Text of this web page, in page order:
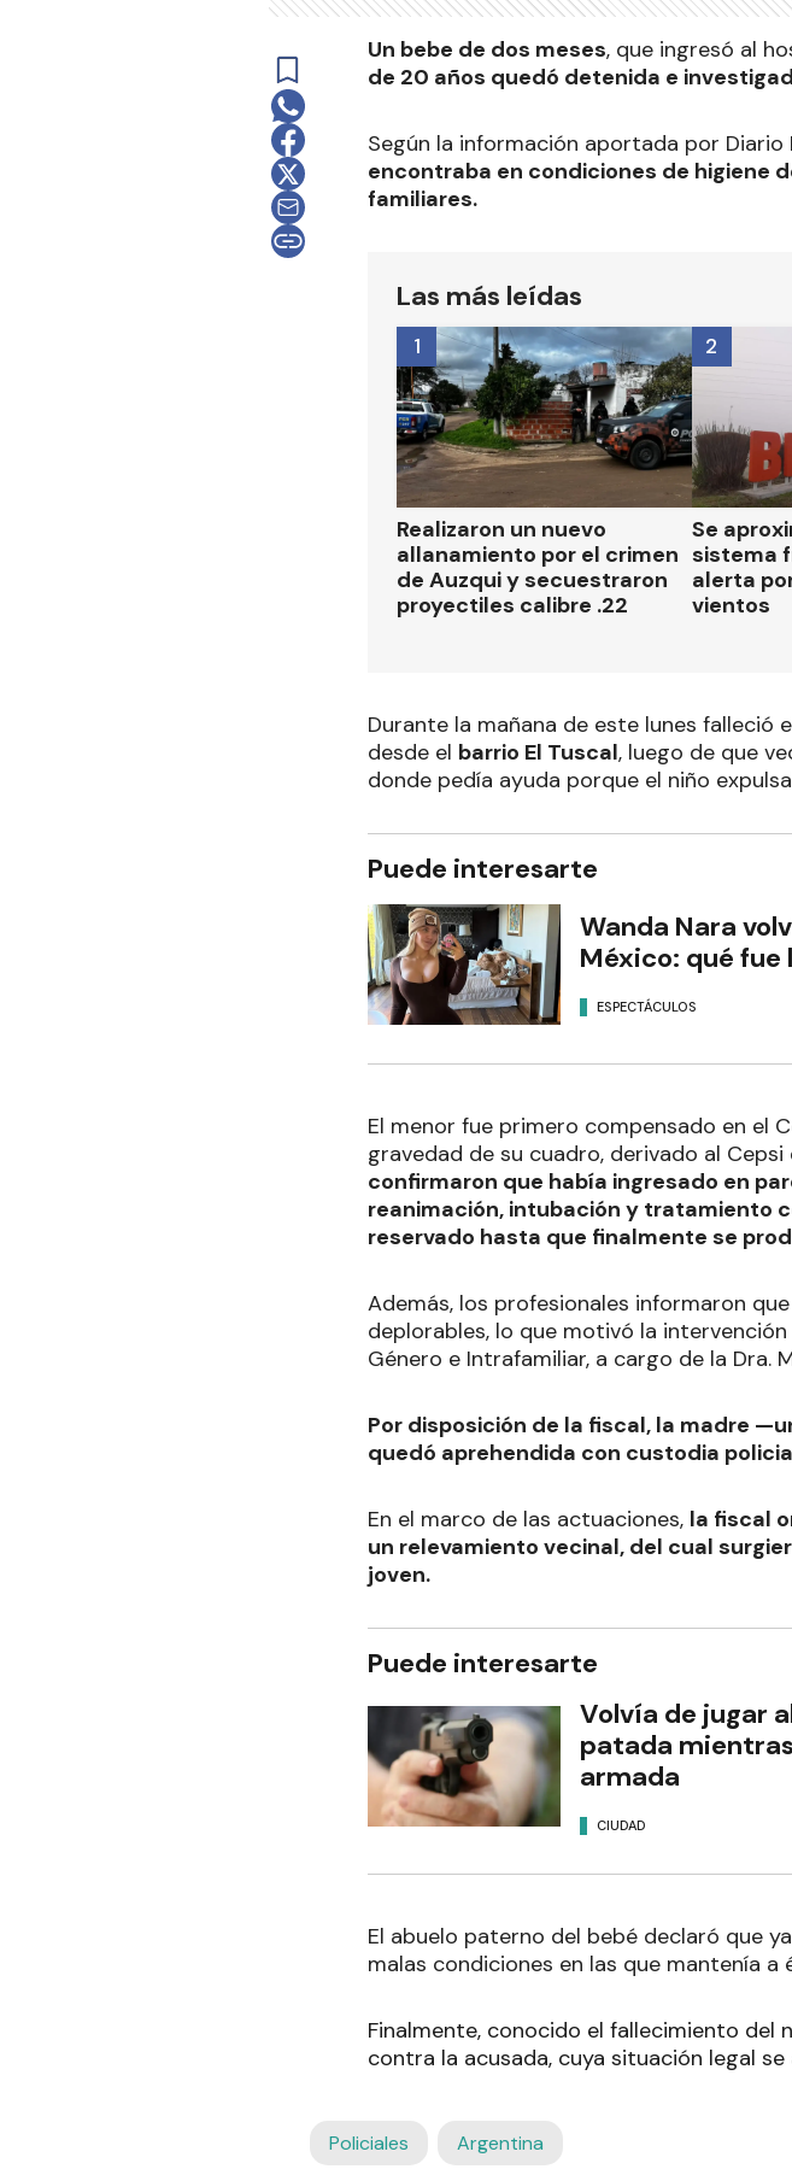
Un bebe de dos meses, que ingresó al
de 20 años quedó detenida e
Según la información aportada por Diario
encontraba en condiciones de higiene
familiares.
Las más leídas
Realizaron un nuevo
allanamiento por el crimen
de Auzqui y secuestraron
proyectiles calibre .22
1
Se
sistema
alerta
vientos
2
Durante la mañana de este lunes falleció
desde el barrio El Tuscal, luego de que
donde pedía ayuda porque el niño
Puede interesarte
Wanda Nara
México: qué fue
ESPECTÁCULOS
El menor fue primero compensado en el
gravedad de su cuadro, derivado al
confirmaron que había ingresado en
reanimación, intubación y tratamiento
reservado hasta que finalmente se
Además, los profesionales informaron
deplorables, lo que motivó la
Género e Intrafamiliar, a cargo de la Dra.
Por disposición de la fiscal, la madre
quedó aprehendida con custodia
En el marco de las actuaciones, la fiscal
un relevamiento vecinal, del cual
joven.
Puede interesarte
Volvía de jugar
patada
armada
CIUDAD
El abuelo paterno del bebé declaró que
malas condiciones en las que mantenía a
Finalmente, conocido el fallecimiento del
contra la acusada, cuya situación legal
Policiales Argentina